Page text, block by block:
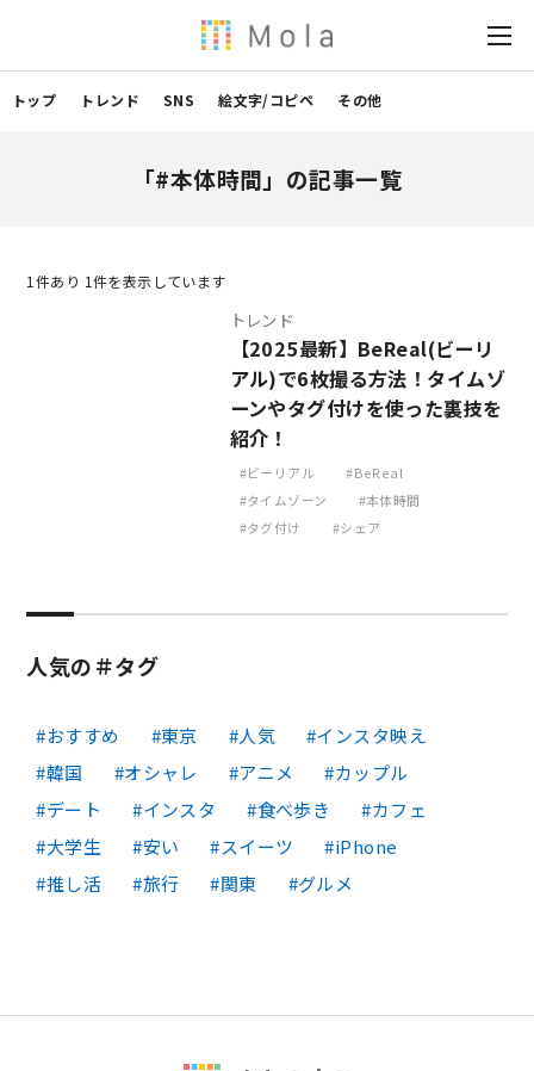
トップ トレンド SNS 絵文字/コピペ その他
「#本体時間」の記事一覧
1 件あり 1件を表示しています
トレンド
【2025最新】BeReal(ビーリ
アル)で6枚撮る方法！タイムゾ
ーンやタグ付けを使った裏技を
紹介！
ビーリアル
BeReal
タイムゾーン
本体時間
タグ付け
シェア
人気の＃タグ
おすすめ 東京 人気
インスタ映え
韓国
オシャレ アニメ
カップル
デート
インスタ 食べ歩き
カフェ
大学生
安い スイーツ
iPhone
推し活
旅行 関東 グルメ